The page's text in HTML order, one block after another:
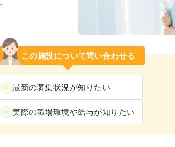
この施設について問い合わせる
最新の募集状況が知りたい
実際の職場環境や給与が知りたい